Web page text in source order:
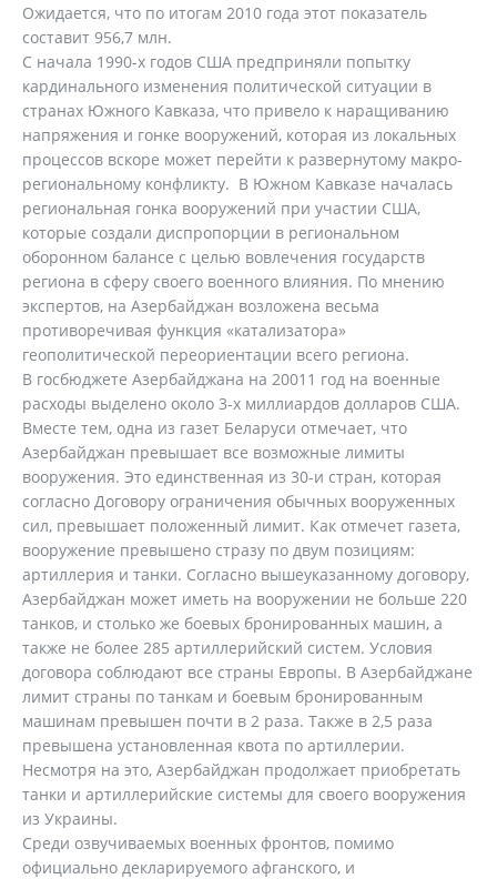
Ожидается, что по итогам 2010 года этот показатель
составит 956,7 млн.
С начала 1990-х годов США предприняли попытку
кардинального изменения политической ситуации в
странах Южного Кавказа, что привело к наращиванию
напряжения и гонке вооружений, которая из локальных
процессов вскоре может перейти к развернутому макро-
региональному конфликту. В Южном Кавказе началась
региональная гонка вооружений при участии США,
которые создали диспропорции в региональном
оборонном балансе с целью вовлечения государств
региона в сферу своего военного влияния. По мнению
экспертов, на Азербайджан возложена весьма
противоречивая функция «катализатора»
геополитической переориентации всего региона.
В госбюджете Азербайджана на 20011 год на военные
расходы выделено около 3-х миллиардов долларов США.
Вместе тем, одна из газет Беларуси отмечает, что
Азербайджан превышает все возможные лимиты
вооружения. Это единственная из 30-и стран, которая
согласно Договору ограничения обычных вооруженных
сил, превышает положенный лимит. Как отмечет газета,
вооружение превышено стразу по двум позициям:
артиллерия и танки. Согласно вышеуказанному договору,
Азербайджан может иметь на вооружении не больше 220
танков, и столько же боевых бронированных машин, а
также не более 285 артиллерийский систем. Условия
договора соблюдают все страны Европы. В Азербайджане
лимит страны по танкам и боевым бронированным
машинам превышен почти в 2 раза. Также в 2,5 раза
превышена установленная квота по артиллерии.
Несмотря на это, Азербайджан продолжает приобретать
танки и артиллерийские системы для своего вооружения
из Украины.
Среди озвучиваемых военных фронтов, помимо
официально декларируемого афганского, и